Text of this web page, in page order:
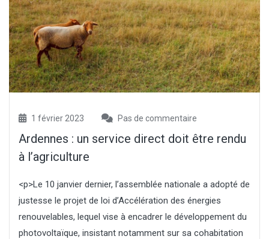
1 février 2023 Pas de commentaire
Ardennes : un service direct doit être rendu
à l’agriculture
<p>Le 10 janvier dernier, l’assemblée nationale a adopté de
justesse le projet de loi d’Accélération des énergies
renouvelables, lequel vise à encadrer le développement du
photovoltaïque, insistant notamment sur sa cohabitation